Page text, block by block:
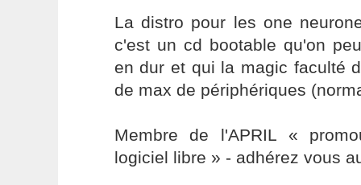
La distro pour les one
c'est un cd bootable qu'on
en dur et qui la magic faculté
de max de périphériques
Membre de l'APRIL «
logiciel libre » - adhérez vous